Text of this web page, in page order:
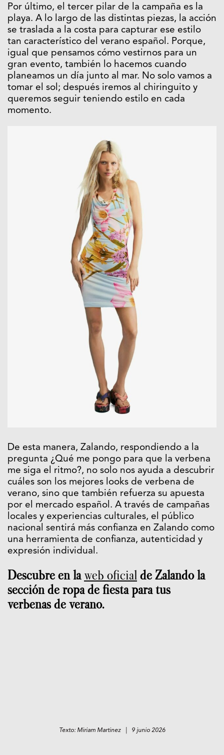
Por último, el tercer pilar de la campaña es la
playa. A lo largo de las distintas piezas, la acción
se traslada a la costa para capturar ese estilo
tan característico del verano español. Porque,
igual que pensamos cómo vestirnos para un
gran evento, también lo hacemos cuando
planeamos un día junto al mar. No solo vamos a
tomar el sol; después iremos al chiringuito y
queremos seguir teniendo estilo en cada
momento.
De esta manera, Zalando, respondiendo a la
pregunta ¿Qué me pongo para que la verbena
me siga el ritmo?, no solo nos ayuda a descubrir
cuáles son los mejores looks de verbena de
verano, sino que también refuerza su apuesta
por el mercado español. A través de campañas
locales y experiencias culturales, el público
nacional sentirá más confianza en Zalando como
una herramienta de confianza, autenticidad y
expresión individual.
Descubre en laweb oficial de Zalando la
sección de ropa de fiesta para tus
verbenas de verano.
Texto: Miriam Martinez | 9 junio 2026